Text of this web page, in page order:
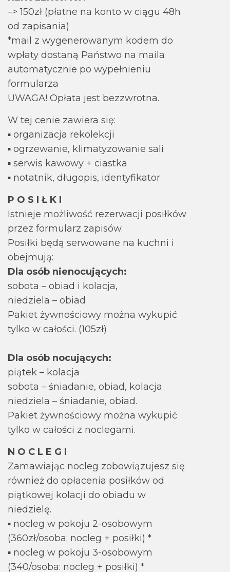
–> 150zł (płatne na konto w ciągu 48h
od zapisania)
*mail z wygenerowanym kodem do
wpłaty dostaną Państwo na maila
automatycznie po wypełnieniu
formularza
UWAGA! Opłata jest bezzwrotna.
W tej cenie zawiera się:
▪ organizacja rekolekcji
▪ ogrzewanie, klimatyzowanie sali
▪ serwis kawowy + ciastka
▪ notatnik, długopis, identyfikator
P O S I Ł K I
Istnieje możliwość rezerwacji posiłków
przez formularz zapisów.
Posiłki będą serwowane na kuchni i
obejmują:
Dla osób nienocujących:
sobota – obiad i kolacja,
niedziela – obiad
Pakiet żywnościowy można wykupić
tylko w całości. (105zł)
Dla osób nocujących:
piątek – kolacja
sobota – śniadanie, obiad, kolacja
niedziela – śniadanie, obiad.
Pakiet żywnościowy można wykupić
tylko w całości z noclegami.
N O C L E G I
Zamawiając nocleg zobowiązujesz się
również do opłacenia posiłków od
piątkowej kolacji do obiadu w
niedzielę.
▪ nocleg w pokoju 2-osobowym
(360zł/osoba: nocleg + posiłki) *
▪ nocleg w pokoju 3-osobowym
(340/osoba: nocleg + posiłki) *